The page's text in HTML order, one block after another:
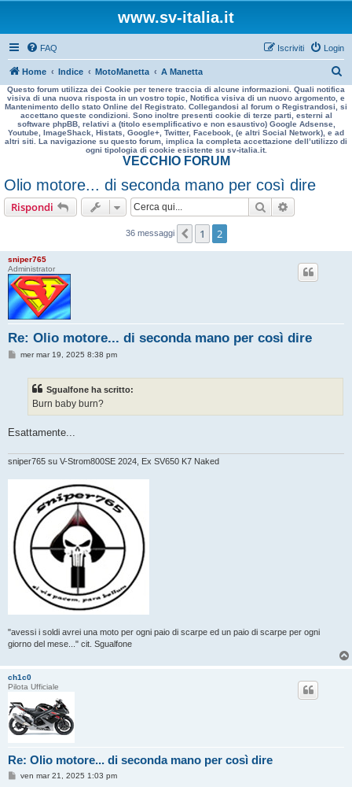
www.sv-italia.it
FAQ Login
Iscriviti
Home Indice MotoManetta A Manetta
e
r
a
Questo forum utilizza dei Cookie per tenere traccia di alcune informazioni. Quali notifica
visiva di una nuova risposta in un vostro topic, Notifica visiva di un nuovo argomento, e
Mantenimento dello stato Online del Registrato. Collegandosi al forum o Registrandosi, si
accettano queste condizioni. Sono inoltre presenti cookie di terze parti, esterni al
software phpBB, relativi a (titolo esemplificativo e non esaustivo) Google Adsense,
Youtube, ImageShack, Histats, Google+, Twitter, Facebook, (e altri Social Network), e ad
altri siti. La navigazione su questo forum, implica la completa accettazione dell’utilizzo di
ogni tipologia di cookie esistente su sv-italia.it.
VECCHIO FORUM
Olio motore... di seconda mano per così dire
Rispondi Cerca
36 messaggi Precedente
1 2
sniper765
Administrator
Re: Olio motore... di seconda mano per così dire
M
o
mer mar 19, 2025 8:38 pm
Sgualfone ha scritto:
Burn baby burn?
Esattamente...
sniper765 su V-Strom800SE 2024, Ex SV650 K7 Naked
"avessi i soldi avrei una moto per ogni paio di scarpe ed un paio di scarpe per ogni
giorno del mese..." cit. Sgualfone
ch1c0
Pilota Ufficiale
Re: Olio motore... di seconda mano per così dire
Mven mar 21, 2025 1:03 pm